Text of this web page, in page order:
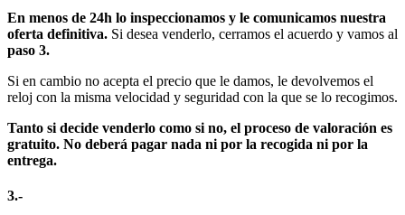
En menos de 24h lo inspeccionamos y le comunicamos nuestra
oferta definitiva. Si desea venderlo, cerramos el acuerdo y vamos al
paso 3.
Si en cambio no acepta el precio que le damos, le devolvemos el
reloj con la misma velocidad y seguridad con la que se lo recogimos.
Tanto si decide venderlo como si no, el proceso de valoración es
gratuito. No deberá pagar nada ni por la recogida ni por la
entrega.
3.-